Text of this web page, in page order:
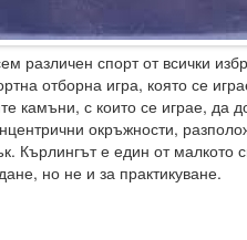
различен спорт от всички
отборна игра, която се
камъни, с които се играе, да
окръжности,
Кърлингът е един от малкото
но не и за практикуване.